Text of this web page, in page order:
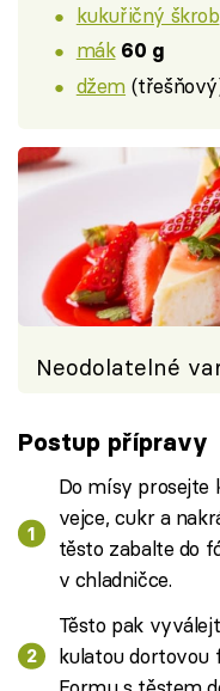
kukuřičný škrob
mák 60 g
džem
Neodolatelné
Postup přípravy
Do mísy prosejte
vejce, cukr a
těsto zabalte do
v chladničce.
Těsto pak
kulatou dortovou